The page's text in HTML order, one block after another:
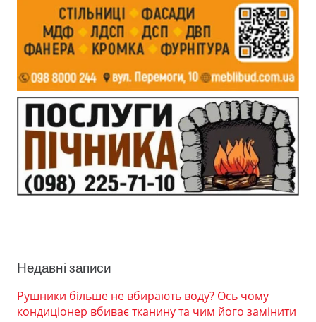
Недавні записи
Рушники більше не вбирають воду? Ось чому
кондиціонер вбиває тканину та чим його замінити